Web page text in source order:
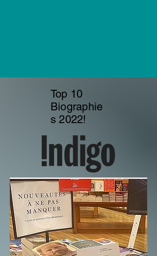
Top 10
Biographie
s 2022!